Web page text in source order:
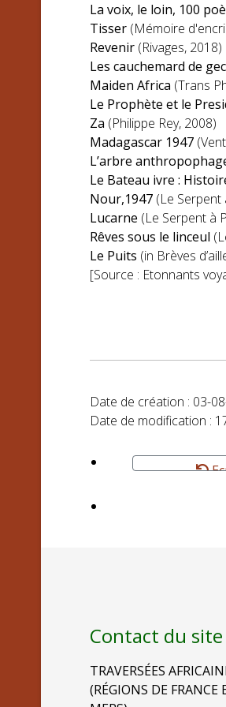
La voix, le loin, 100
Tisser (Mémoire
Revenir (Rivages, 2018)
Les cauchemard de
Maiden Africa (Trans
Le Prophète et le
Za (Philippe Rey, 2008)
Madagascar 1947
L’arbre
Le Bateau ivre :
Nour,1947 (Le Serpent
Lucarne (Le Serpent à
Rêves sous le linceul
Le Puits (in Brèves
[Source : Etonnants
Date de création : 03-
Date de modification :
Contact du site
TRAVERSÉES
(RÉGIONS DE FRANCE